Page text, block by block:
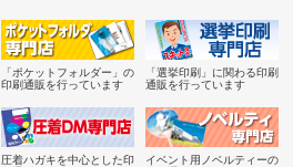
「ポケットフォルダー」の
印刷通販を行っています
「選挙印刷」に関わる印刷
通販を行っています
圧着ハガキを中心とした印
イベント用ノベルティーの